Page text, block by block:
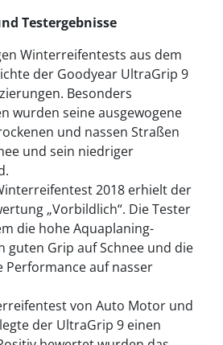
Testergebnisse
Winterreifentests aus dem
der Goodyear UltraGrip 9
Besonders
wurden seine ausgewogene
und nassen Straßen
und sein niedriger
2018 erhielt der
„Vorbildlich“. Die Tester
die hohe Aquaplaning-
guten Grip auf Schnee und die
Performance auf nasser
von Auto Motor und
der UltraGrip 9 einen